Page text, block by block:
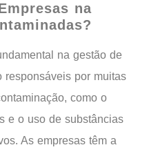
na
na gestão de
responsáveis por muitas
como o
e o uso de substâncias
As empresas têm a